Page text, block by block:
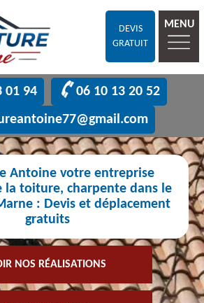
DEVIS
GRATUIT
MENU
01 94
06 10 13 20 52
Antoine votre entreprise
la toiture, charpente dans le
: Devis et déplacement
gratuits
NOS RÉALISATIONS